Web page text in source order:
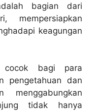
bagian dari
mempersiapkan
keagungan
cocok bagi para
pengetahuan dan
menggabungkan
tidak hanya